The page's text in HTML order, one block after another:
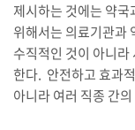
제시하는 것에는 약
위해서는 의료기관과
수직적인 것이 아니
한다. 안전하고 효과
아니라 여러 직종 간